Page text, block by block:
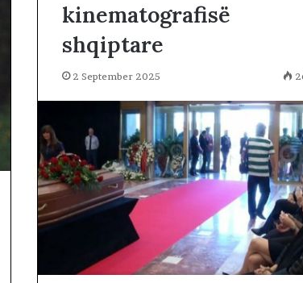
kinematografisë
shqiptare
2 September 2025
g
t
T
i
r
a
n
ë
s